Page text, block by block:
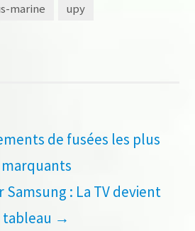
marine
upy
de fusées les plus
marquants
Samsung : La TV devient
tableau →